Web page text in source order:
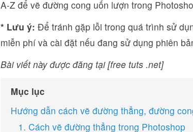
A-Z để vẽ đường cong uốn lượn trong
* Lưu ý: Để tránh gặp lỗi trong quá trình sử
miễn phí và cài đặt nếu đang sử dụng phiên
Bài viết này được đăng tại [free tuts .net]
Mục lục
Hướng dẫn cách vẽ đường thẳng, đường
1. Cách vẽ đường thẳng trong Photoshop